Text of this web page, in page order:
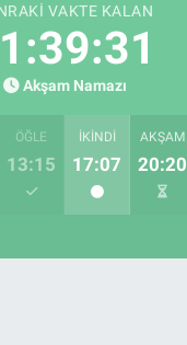
VAKTE KALAN
Akşam Namazı
ÖĞLE
13:15
İKINDI
17:07
AKŞAM
20:20